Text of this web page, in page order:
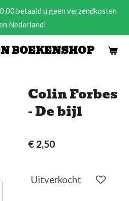
BOEKENSHOP
betaald u geen verzendkosten
Nederland!
Colin Forbes
- De bijl
€ 2,50
Uitverkocht